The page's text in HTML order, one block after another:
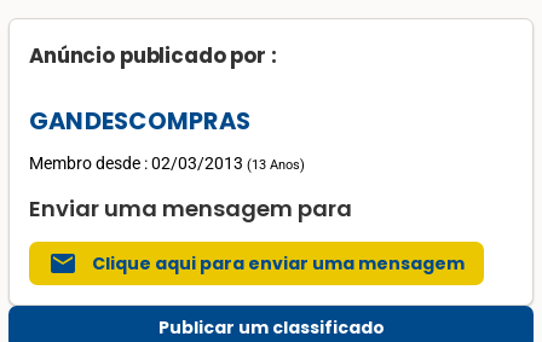
Anúncio publicado por :
GANDESCOMPRAS
Membro desde : 02/03/2013 (13 Anos)
Enviar uma mensagem para
mail Clique aqui para enviar uma mensagem
Publicar um classificado